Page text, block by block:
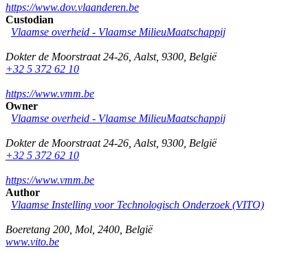
https://www.dov.vlaanderen.be
Custodian
Vlaamse overheid - Vlaamse MilieuMaatschappij
Dokter de Moorstraat 24-26 Aalst, 9300 België
+32 5 372 62 10
https://www.vmm.be
Owner
Vlaamse overheid - Vlaamse MilieuMaatschappij
Dokter de Moorstraat 24-26 Aalst, 9300 België
+32 5 372 62 10
https://www.vmm.be
Author
Vlaamse Instelling voor Technologisch Onderzoek (VITO)
Boeretang 200 Mol 2400 België
www.vito.be